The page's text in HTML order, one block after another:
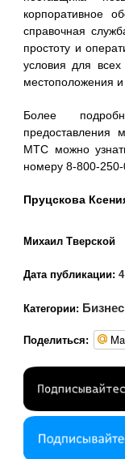
корпоративное
справочная
простоту и
условия для всех
местоположения
Более
предоставления
МТС можно
номеру 8-800-250-
Пруцскова
Михаил Тверской
Дата публикации:
Категории: Бизнес
Поделиться: